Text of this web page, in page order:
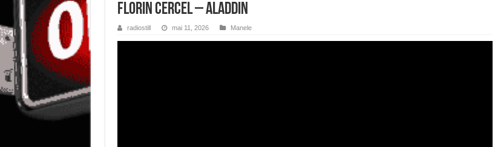
Florin Cercel – ALADDIN
radiostill mai 11, 2026 Manele